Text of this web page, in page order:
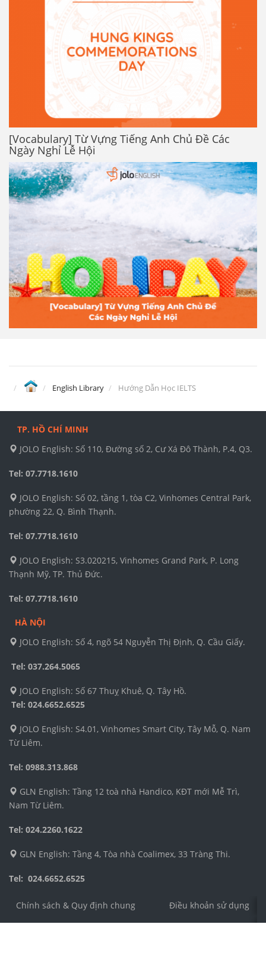
[Vocabulary] Từ Vựng Tiếng Anh Chủ Đề Các
Ngày Nghỉ Lễ Hội
English Library Hướng Dẫn Học IELTS
TP. HỒ CHÍ MINH
JOLO English: Số 110, Đường số 2, Cư Xá Đô Thành, P.4, Q3.
Tel: 07.7718.1610
JOLO English: Số 02, tầng 1, tòa C2, Vinhomes Central Park,
phường 22, Q. Bình Thạnh.
Tel: 07.7718.1610
JOLO English: S3.020215, Vinhomes Grand Park, P. Long
Thạnh Mỹ, TP. Thủ Đức.
Tel: 07.7718.1610
HÀ NỘI
JOLO English: Số 4, ngõ 54 Nguyễn Thị Định, Q. Cầu Giấy.
Tel: 037.264.5065
JOLO English: Số 67 Thuỵ Khuê, Q. Tây Hồ.
Tel: 024.6652.6525
JOLO English: S4.01, Vinhomes Smart City, Tây Mỗ, Q. Nam
Từ Liêm.
Tel: 0988.313.868
GLN English: Tầng 12 toà nhà Handico, KĐT mới Mễ Trì,
Nam Từ Liêm.
Tel: 024.2260.1622
GLN English: Tầng 4, Tòa nhà Coalimex, 33 Tràng Thi.
Tel: 024.6652.6525
Chính sách & Quy định chung Điều khoản sử dụng